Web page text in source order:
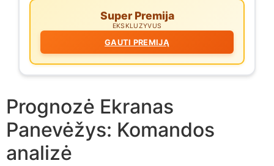
Super Premija
EKSKLUZYVUS
GAUTI PREMIJĄ
Prognozė Ekranas
Panevėžys: Komandos
analizė